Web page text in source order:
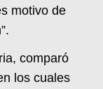
motivo de
comparó
los cuales